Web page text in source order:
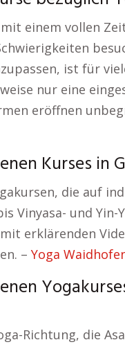
einem vollen
ist für
nur eine
eröffnen
Kurses in
die auf
Vinyasa- und Yin-
erklärenden
– Yoga
Richtung, die